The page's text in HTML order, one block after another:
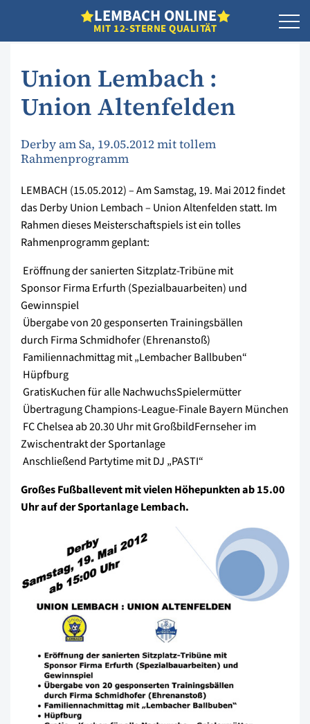
LEMBACH ONLINE
MIT 12-STERNE QUALITÄT
Union Lembach :
Union Altenfelden
Derby am Sa, 19.05.2012 mit tollem
Rahmenprogramm
LEMBACH (15.05.2012) – Am Samstag, 19. Mai 2012 findet
das Derby Union Lembach – Union Altenfelden statt. Im
Rahmen dieses Meisterschaftspiels ist ein tolles
Rahmenprogramm geplant:
 Eröffnung der sanierten Sitzplatz-Tribüne mit
Sponsor Firma Erfurth (Spezialbauarbeiten) und
Gewinnspiel
 Übergabe von 20 gesponserten Trainingsbällen
durch Firma Schmidhofer (Ehrenanstoß)
 Familiennachmittag mit „Lembacher Ballbuben“
 Hüpfburg
 GratisKuchen für alle NachwuchsSpielermütter
 Übertragung Champions-League-Finale Bayern München
 FC Chelsea ab 20.30 Uhr mit GroßbildFernseher im
Zwischentrakt der Sportanlage
 Anschließend Partytime mit DJ „PASTI“
Großes Fußballevent mit vielen Höhepunkten ab 15.00
Uhr auf der Sportanlage Lembach.